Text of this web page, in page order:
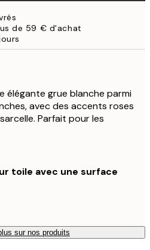
de 59 € d'achat
élégante grue blanche parmi
avec des accents roses
Parfait pour les
toile avec une surface
sur nos produits